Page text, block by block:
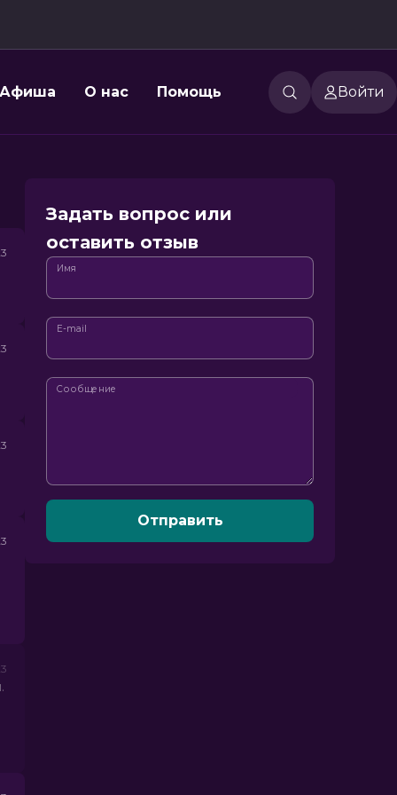
Афиша О нас Помощь Войти
Задать вопрос или
оставить отзыв
Имя
E-mail
Сообщение
Отправить